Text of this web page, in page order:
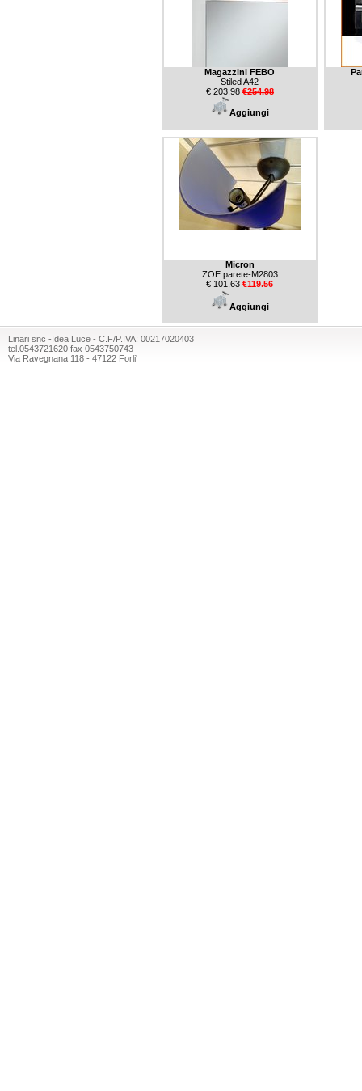
Magazzini FEBO
Stiled A42
€ 203,98 €254.98
Aggiungi
Micron
ZOE parete-M2803
€ 101,63€119.56
Aggiungi
Linari snc -Idea Luce - C.F/P.IVA: 00217020403
tel.0543721620 fax 0543750743
Via Ravegnana 118 - 47122 Forli'